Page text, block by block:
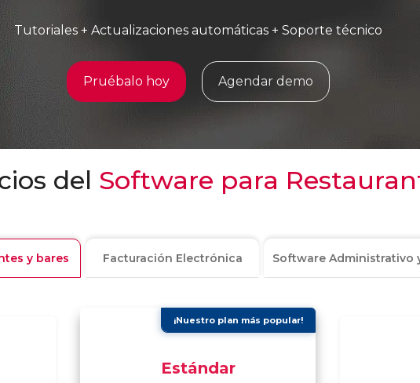
Tutoriales + Actualizaciones automáticas + Soporte técnico
Pruébalo hoy Agendar demo
del Software para
y bares Facturación Electrónica Software Administrativo
¡Nuestro plan más popular!
Estándar